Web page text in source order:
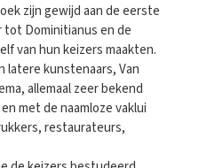
zijn gewijd aan de eerste
tot Dominitianus en de
van hun keizers maakten.
latere kunstenaars, Van
allemaal zeer bekend
met de naamloze vaklui
restaurateurs,